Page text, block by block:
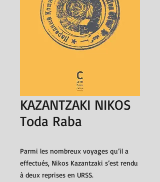
KAZANTZAKI NIKOS
Toda Raba
Parmi les nombreux voyages qu’il a
effectués, Nikos Kazantzaki s’est rendu
à deux reprises en URSS.